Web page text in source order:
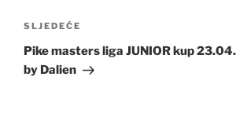
Sljedeća
objava
SLJEDEĆE
Pike masters liga JUNIOR kup
by Dalien